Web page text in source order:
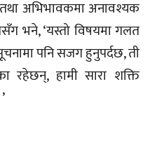
तथा अभिभावकमा अनावश्यक
भने, ‘यस्तो विषयमा गलत
पनि सजग हुनुपर्दछ, ती
रहेछन्, हामी सारा शक्ति